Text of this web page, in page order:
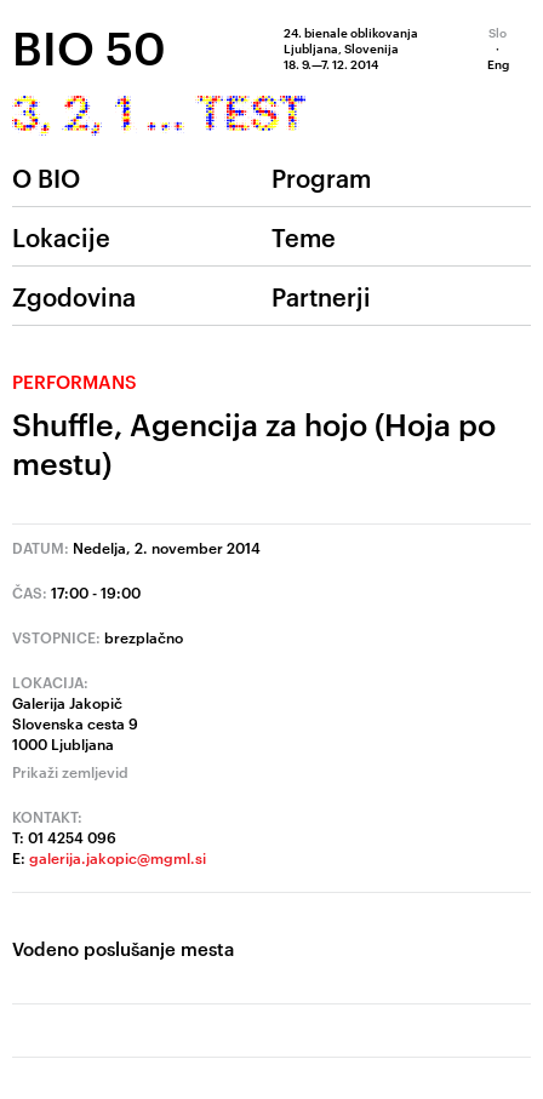
BIO 50
24. bienale oblikovanja
Ljubljana, Slovenija
18. 9.—7. 12. 2014
Slo
·
Eng
O BIO
Program
Lokacije
Teme
Zgodovina
Partnerji
PERFORMANS
Shuffle, Agencija za hojo (Hoja po
mestu)
DATUM: Nedelja, 2. november 2014
ČAS: 17:00 - 19:00
VSTOPNICE: brezplačno
LOKACIJA:
Galerija Jakopič
Slovenska cesta 9
1000 Ljubljana
Prikaži zemljevid
KONTAKT:
T: 01 4254 096
E: galerija.jakopic@mgml.si
Vodeno poslušanje mesta